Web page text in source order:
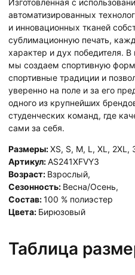
автоматизированных
и инновационных тканей
сублимационную печать,
характер и дух победителя.
мы создаем спортивную
спортивные традиции и
уверенно на поле и за его
одного из крупнейших
студенческих команд, где
сами за себя.
Размеры:XS, S, M, L , XL , 2XL ,
Артикул:AS241XFVY3
Возраст: Взрослый,
Сезонность: Весна/Осень,
Состав:100 % полиэстер
Цвета: Бирюзовый
Таблица